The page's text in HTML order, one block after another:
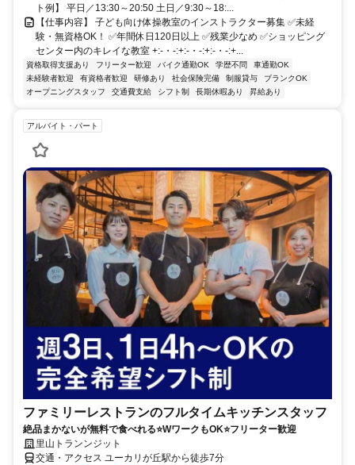
ト例】 平日／13:30～20:50 土日／9:30～18:...
【仕事内容】 子ども向け体操教室のインストラクター募集 ✅未経
験・無資格OK！ ✅年間休日120日以上 ✅残業少なめ ✅ショッピング
センター内のキレイな教室 +:-・-:+:-・-:+:-・-:+...
資格取得支援あり フリーター歓迎 バイク通勤OK 学歴不問
車通勤OK
未経験者歓迎
有資格者歓迎 研修あり 社会保険完備 制服貸与
ブランクOK
オープニングスタッフ
交通費支給 シフト制 長期休暇あり 昇給あり
アルバイト・パート
ファミリーレストランのフルタイムキッチンスタッフ
絶品まかないが無料で食べれる⭐WワークもOK⭐フリーター歓迎
里山トランンジット
交通・アクセス ユーカリが丘駅から徒歩7分